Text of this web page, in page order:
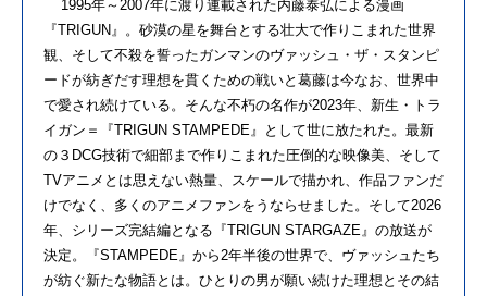
1995年～2007年に渡り連載された内藤泰弘による漫画
『TRIGUN』。砂漠の星を舞台とする壮大で作りこまれた世界
観、そして不殺を誓ったガンマンのヴァッシュ・ザ・スタンピ
ードが紡ぎだす理想を貫くための戦いと葛藤は今なお、世界中
で愛され続けている。そんな不朽の名作が2023年、新生・トラ
イガン＝『TRIGUN STAMPEDE』として世に放たれた。最新
の３DCG技術で細部まで作りこまれた圧倒的な映像美、そして
TVアニメとは思えない熱量、スケールで描かれ、作品ファンだ
けでなく、多くのアニメファンをうならせました。そして2026
年、シリーズ完結編となる『TRIGUN STARGAZE』の放送が
決定。『STAMPEDE』から2年半後の世界で、ヴァッシュたち
が紡ぐ新たな物語とは。ひとりの男が願い続けた理想とその結